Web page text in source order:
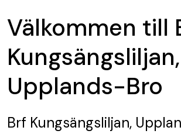
Välkommen till
Kungsängsliljan,
Upplands-Bro
Brf Kungsängsliljan,